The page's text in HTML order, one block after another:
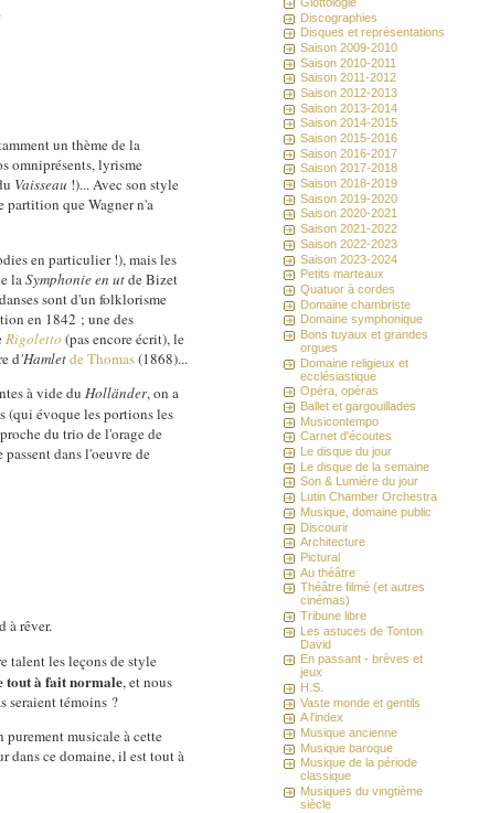
un thème de la
omniprésents, lyrisme
Vaisseau !)... Avec son style
partition que Wagner n'a
en particulier !), mais les
laSymphonie en utde Bizet
sont d'un folklorisme
en 1842 ; une des
Rigoletto (pas encore écrit), le
d'Hamletde Thomas(1868)...
à vide duHolländer, on a
(qui évoque les portions les
du trio de l'orage de
dans l'oeuvre de
à rêver.
talent les leçons de style
tout à fait normale, et nous
seraient témoins ?
musicale à cette
dans ce domaine, il est tout à
Discographies
Disques et représentations
Saison 2009-2010
Saison 2010-2011
Saison 2011-2012
Saison 2012-2013
Saison 2013-2014
Saison 2014-2015
Saison 2015-2016
Saison 2016-2017
Saison 2017-2018
Saison 2018-2019
Saison 2019-2020
Saison 2020-2021
Saison 2021-2022
Saison 2022-2023
Saison 2023-2024
Petits marteaux
Quatuor à cordes
Domaine chambriste
Domaine symphonique
Bons tuyaux et grandes
orgues
Domaine religieux et
ecclésiastique
Opéra, opéras
Ballet et gargouillades
Musicontempo
Carnet d'écoutes
Le disque du jour
Le disque de la semaine
Son & Lumière du jour
Lutin Chamber Orchestra
Musique, domaine public
Discourir
Architecture
Pictural
Au théâtre
Théâtre filmé (et autres
cinémas)
Tribune libre
Les astuces de Tonton
David
En passant - brèves et
jeux
H.S.
Vaste monde et gentils
A l'index
Musique ancienne
Musique baroque
Musique de la période
classique
Musiques du vingtième
siècle